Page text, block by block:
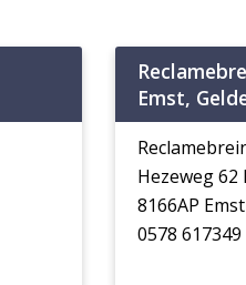
Emst,
Hezeweg 62
8166AP Emst
0578 617349